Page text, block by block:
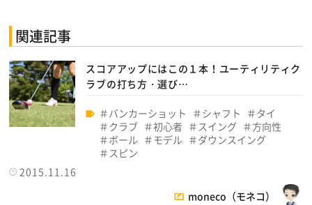
関連記事
スコアアップにはこの１本！ユーティリティク
ラブの打ち方・選び…
バンカーショット シャフト
タイ
クラブ
初心者 スイング
方向性
ボール
モデル
ダウンスイング
スピン
2015.11.16
moneco（モネコ）